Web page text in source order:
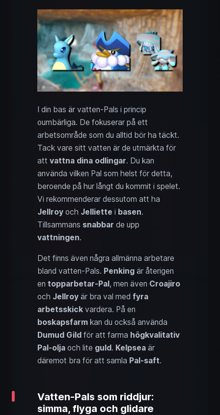
I din bas är vatten-Pals i princip
oumbärliga. De fokuserar på ett
arbetsområde som du alltid bör ha täckt.
Tack vare sitt vatten är de utmärkta för
att vattna dina odlingar. Du kan
använda vilken Pal som helst för detta,
beroende på hur långt du kommit i spelet.
Vi rekommenderar dessutom att ha
Jellroy och Jelliette i basen.
Tillsammans snabbar de upp
vattningen.
Det finns även några allmänna arbetare
bland vatten-Pals. Penking är återigen
en topparbetar-Pal, men även Croajiro
och Jellroy är bra val med fyra
arbetsskick vardera. På en
boskapsfarm kan du också använda
Dumud Gild för att farma högkvalitativ
Pal-olja och lite guld. Kelpsea är
däremot bra för att samla Pal-saft.
Vatten-Pals som riddjur:
simma, flyga och glidare